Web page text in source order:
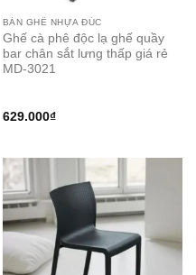
BÀN GHẾ NHỰA ĐÚC
Ghế cà phê độc lạ ghế quầy
bar chân sắt lưng thấp giá rẻ
MD-3021
629.000₫